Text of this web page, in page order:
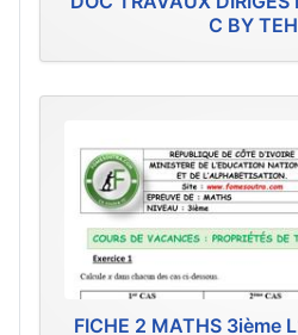
C BY
FICHE 2 MATHS 3ième